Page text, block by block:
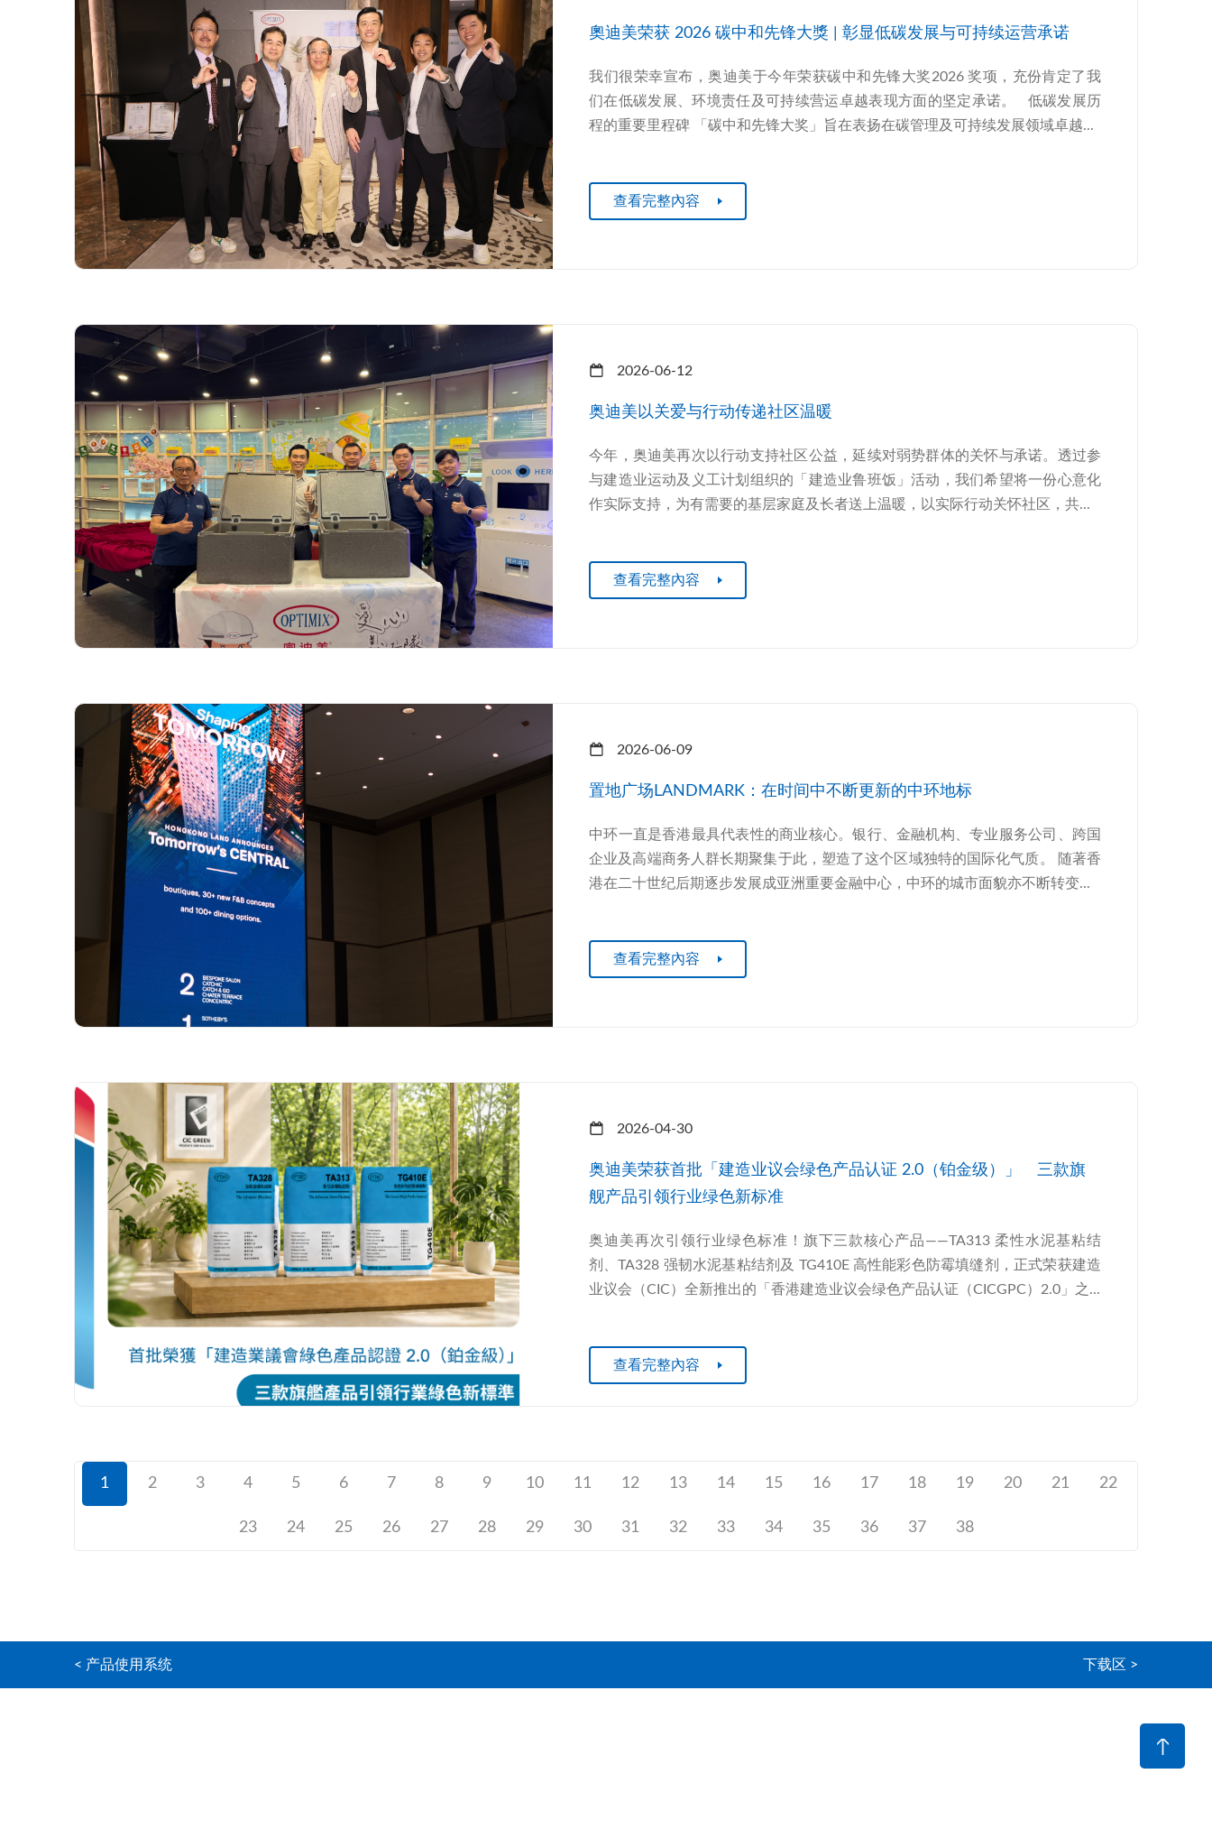
奧迪美荣获 2026 碳中和先锋大獎 | 彰显低碳发展与可持续运营承诺
我们很荣幸宣布，奥迪美于今年荣获碳中和先锋大奖2026 奖项，充份肯定了我
们在低碳发展、环境责任及可持续营运卓越表现方面的坚定承诺。 低碳发展历
程的重要里程碑 「碳中和先锋大奖」旨在表扬在碳管理及可持续发展领域卓越...
查看完整內容
2026-06-12
奥迪美以关爱与行动传递社区温暖
今年，奥迪美再次以行动支持社区公益，延续对弱势群体的关怀与承诺。透过参
与建造业运动及义工计划组织的「建造业鲁班饭」活动，我们希望将一份心意化
作实际支持，为有需要的基层家庭及长者送上温暖，以实际行动关怀社区，共...
查看完整內容
2026-06-09
置地广场LANDMARK：在时间中不断更新的中环地标
中环一直是香港最具代表性的商业核心。银行、金融机构、专业服务公司、跨国
企业及高端商务人群长期聚集于此，塑造了这个区域独特的国际化气质。 随著香
港在二十世纪后期逐步发展成亚洲重要金融中心，中环的城市面貌亦不断转变...
查看完整內容
2026-04-30
奥迪美荣获首批「建造业议会绿色产品认证 2.0（铂金级）」 三款旗
舰产品引领行业绿色新标准
奥迪美再次引领行业绿色标准！旗下三款核心产品——TA313 柔性水泥基粘结
剂、TA328 强韧水泥基粘结剂及 TG410E 高性能彩色防霉填缝剂，正式荣获建造
业议会（CIC）全新推出的「香港建造业议会绿色产品认证（CICGPC）2.0」之...
查看完整內容
1 2 3 4 5 6 7 8 9 10 11 12 13 14 15 16 17 18 19 20 21 22
23 24 25 26 27 28 29 30 31 32 33 34 35 36 37 38
< 产品使用系统 下载区 >